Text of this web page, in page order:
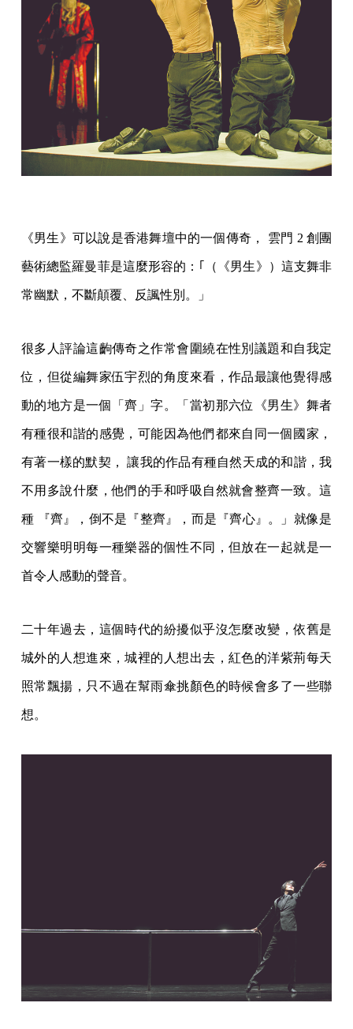
《男生》可以說是香港舞壇中的一個傳奇， 雲門 2 創團
藝術總監羅曼菲是這麼形容的：｢（《男生》）這支舞非
常幽默，不斷顛覆、反諷性別。」
很多人評論這齣傳奇之作常會圍繞在性別議題和自我定
位，但從編舞家伍宇烈的角度來看，作品最讓他覺得感
動的地方是一個「齊」字。「當初那六位《男生》舞者
有種很和諧的感覺，可能因為他們都來自同一個國家，
有著一樣的默契， 讓我的作品有種自然天成的和諧，我
不用多說什麼，他們的手和呼吸自然就會整齊一致。這
種 『齊』，倒不是『整齊』，而是『齊心』。」就像是
交響樂明明每一種樂器的個性不同，但放在一起就是一
首令人感動的聲音。
二十年過去，這個時代的紛擾似乎沒怎麼改變，依舊是
城外的人想進來，城裡的人想出去，紅色的洋紫荊每天
照常飄揚，只不過在幫雨傘挑顏色的時候會多了一些聯
想。